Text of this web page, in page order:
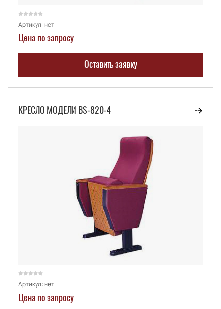
Артикул:нет
Цена по запросу
Оставить заявку
КРЕСЛО МОДЕЛИ BS-820-4
Артикул:нет
Цена по запросу